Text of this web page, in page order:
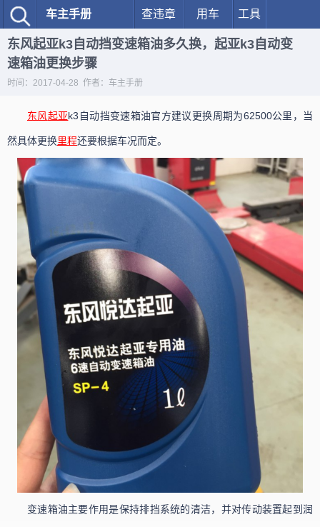
车主手册 查违章 用车 工具
东风起亚k3自动挡变速箱油多久换，起亚k3自动变
速箱油更换步骤
时间：2017-04-28 作者：车主手册
东风起亚k3自动挡变速箱油官方建议更换周期为62500公里，当
然具体更换里程还要根据车况而定。
变速箱油主要作用是保持排挡系统的清洁，并对传动装置起到润